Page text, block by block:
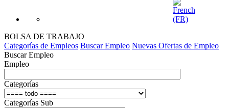
BOLSA DE TRABAJO
Categorías de Empleos Buscar Empleo Nuevas Ofertas de Empleo
Buscar Empleo
Empleo
Categorías
Categorías Sub